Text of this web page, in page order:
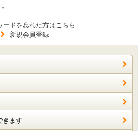
ードを忘れた方はこちら
新規会員登録
きます